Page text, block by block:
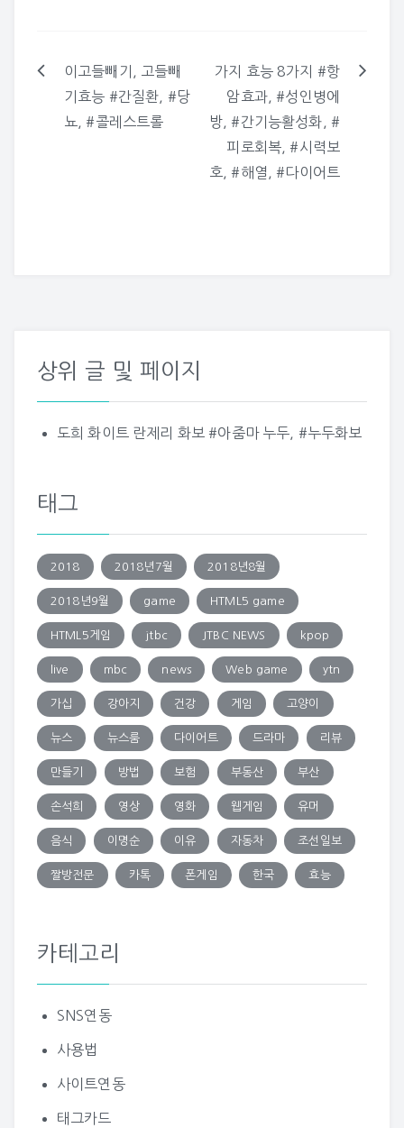
글
이고들빼기, 고들빼
기효능 #간질환, #당
뇨, #콜레스트롤
가지 효능 8가지 #항
암효과, #성인병에
방, #간기능활성화, #
피로회복, #시력보
호, #해열, #다이어트
상위 글 및 페이지
도희 화이트 란제리 화보 #아줌마 누두, #누두화보
태그
2018 2018년7월 2018년8월
2018년9월 game HTML5 game
HTML5게임 jtbc JTBC NEWS kpop
live mbc news Web game ytn
가십 강아지 건강 게임 고양이
뉴스 뉴스룸 다이어트 드라마 리뷰
만들기 방법 보험 부동산 부산
손석희 영상 영화 웹게임 유머
음식 이명순 이유 자동차 조선일보
짤방전문 카톡 폰게임 한국 효능
카테고리
SNS연동
사용법
사이트연동
태그카드